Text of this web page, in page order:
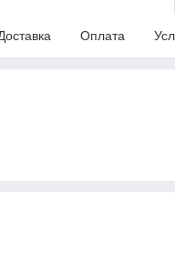
Оплата